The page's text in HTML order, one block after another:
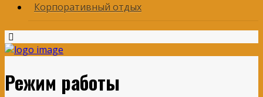
Корпоративный отдых
Режим работы